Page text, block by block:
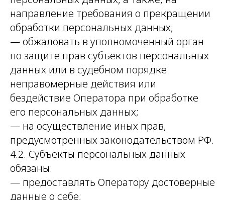
направление требования о прекращении
обработки персональных данных;
— обжаловать в уполномоченный орган
по защите прав субъектов персональных
данных или в судебном порядке
неправомерные действия или
бездействие Оператора при обработке
его персональных данных;
— на осуществление иных прав,
предусмотренных законодательством РФ.
4.2. Субъекты персональных данных
обязаны:
— предоставлять Оператору достоверные
данные о себе;